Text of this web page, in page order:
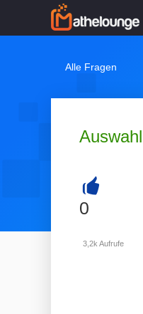
Alle Fragen
+
0
3,2k Aufrufe